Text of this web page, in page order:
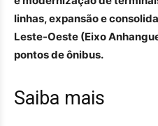
linhas, expansão e
Leste-Oeste (Eixo
pontos de ônibus.
Saiba mais